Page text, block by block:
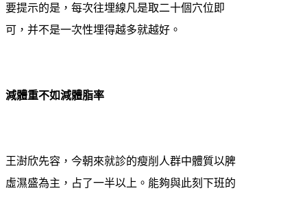
要提示的是，每次往埋線凡是取二十個穴位即
可，并不是一次性埋得越多就越好。
減體重不如減體脂率
王澍欣先容，今朝來就診的瘦削人群中體質以脾
虛濕盛為主，占了一半以上。能夠與此刻下班的